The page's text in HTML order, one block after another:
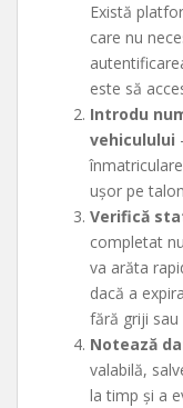
Există
care nu
este să
Introdu
vehiculului
ușor pe
Verifică
completat
va arăta
dacă a
fără griji sau
Notează
valabilă,
la timp și a